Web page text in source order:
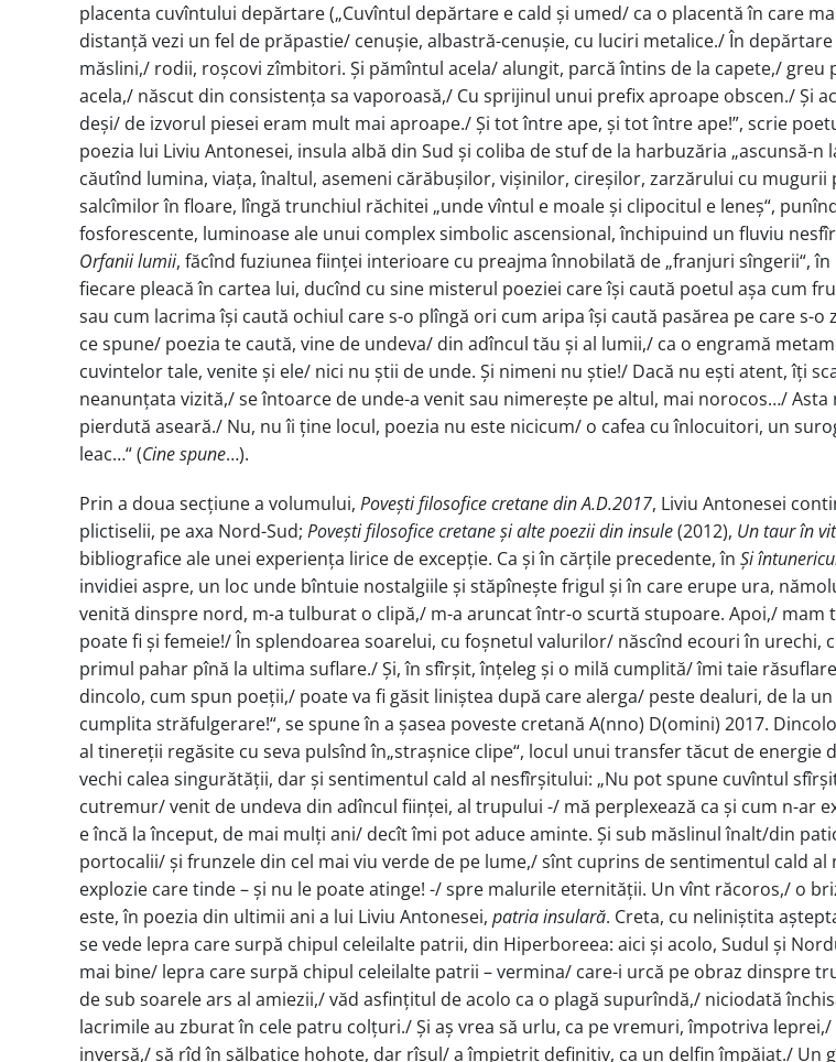
placenta cuvîntului depărtare („Cuvîntul depărtare e cald și umed/ ca o placentă în care
distanță vezi un fel de prăpastie/ cenușie, albastră-cenușie, cu luciri metalice./ În
măslini,/ rodii, roșcovi zîmbitori. Și pămîntul acela/ alungit, parcă întins de la capete,/
acela,/ născut din consistența sa vaporoasă,/ Cu sprijinul unui prefix aproape obscen./ Și
deși/ de izvorul piesei eram mult mai aproape./ Și tot între ape, și tot între ape!”, scrie
poezia lui Liviu Antonesei, insula albă din Sud și coliba de stuf de la harbuzăria „ascunsă-
căutînd lumina, viața, înaltul, asemeni cărăbușilor, vișinilor, cireșilor, zarzărului cu mugurii
salcîmilor în floare, lîngă trunchiul răchitei „unde vîntul e moale și clipocitul e leneș“,
fosforescente, luminoase ale unui complex simbolic ascensional, închipuind un fluviu
Orfanii lumii, făcînd fuziunea ființei interioare cu preajma înnobilată de „franjuri sîngerii“,
fiecare pleacă în cartea lui, ducînd cu sine misterul poeziei care își caută poetul așa cum
sau cum lacrima își caută ochiul care s-o plîngă ori cum aripa își caută pasărea pe care s-
ce spune/ poezia te caută, vine de undeva/ din adîncul tău și al lumii,/ ca o engramă
cuvintelor tale, venite și ele/ nici nu știi de unde. Și nimeni nu știe!/ Dacă nu ești atent, îți
neanunțata vizită,/ se întoarce de unde-a venit sau nimerește pe altul, mai norocos…/ Asta
pierdută aseară./ Nu, nu îi ține locul, poezia nu este nicicum/ o cafea cu înlocuitori, un
leac…“ (Cine spune…).
Prin a doua secțiune a volumului, Povești filosofice cretane din A.D.2017, Liviu Antonesei
plictiselii, pe axa Nord-Sud; Povești filosofice cretane și alte poezii din insule(2012), Un taur în
bibliografice ale unei experiența lirice de excepție. Ca și în cărțile precedente, în Și
invidiei aspre, un loc unde bîntuie nostalgiile și stăpînește frigul și în care erupe ura,
venită dinspre nord, m-a tulburat o clipă,/ m-a aruncat într-o scurtă stupoare. Apoi,/
poate fi și femeie!/ În splendoarea soarelui, cu foșnetul valurilor/ născînd ecouri în
primul pahar pînă la ultima suflare./ Și, în sfîrșit, înțeleg și o milă cumplită/ îmi taie
dincolo, cum spun poeții,/ poate va fi găsit liniștea după care alerga/ peste dealuri, de la
cumplita străfulgerare!“, se spune în a șasea poveste cretană A(nno) D(omini) 2017.
al tinereții regăsite cu seva pulsînd în„strașnice clipe“, locul unui transfer tăcut de
vechi calea singurătății, dar și sentimentul cald al nesfîrșitului: „Nu pot spune cuvîntul
cutremur/ venit de undeva din adîncul ființei, al trupului -/ mă perplexează ca și cum n-
e încă la început, de mai mulți ani/ decît îmi pot aduce aminte. Și sub măslinul înalt/din
portocalii/ și frunzele din cel mai viu verde de pe lume,/ sînt cuprins de sentimentul cald
explozie care tinde – și nu le poate atinge! -/ spre malurile eternității. Un vînt răcoros,/ o
este, în poezia din ultimii ani a lui Liviu Antonesei, patria insulară. Creta, cu neliniștita
se vede lepra care surpă chipul celeilalte patrii, din Hiperboreea: aici și acolo, Sudul și
mai bine/ lepra care surpă chipul celeilalte patrii – vermina/ care-i urcă pe obraz dinspre
de sub soarele ars al amiezii,/ văd asfințitul de acolo ca o plagă supurîndă,/ niciodată
lacrimile au zburat în cele patru colțuri./ Și aș vrea să urlu, ca pe vremuri, împotriva
inversă,/ să rîd în sălbatice hohote, dar rîsul/ a împietrit definitiv, ca un delfin împăiat./ Un